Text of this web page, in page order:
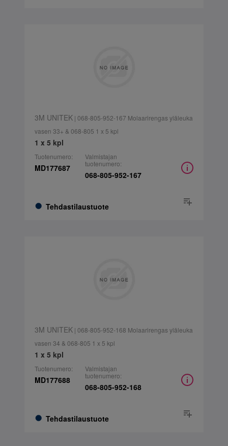
3M UNITEK| 068-805-952-167 Molaarirengas yläleuka
vasen 33+ & 068-805 1 x 5 kpl
1 x 5 kpl
Tuotenumero:
MD177687
Tehdastilaustuote
Valmistajan
tuotenumero:
068-805-952-167
3M UNITEK| 068-805-952-168 Molaarirengas yläleuka
vasen 34 & 068-805 1 x 5 kpl
1 x 5 kpl
Tuotenumero:
MD177688
Tehdastilaustuote
Valmistajan
tuotenumero:
068-805-952-168